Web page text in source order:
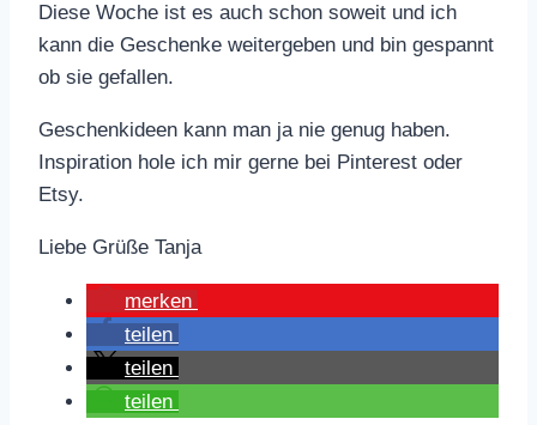
Diese Woche ist es auch schon soweit und ich
kann die Geschenke weitergeben und bin gespannt
ob sie gefallen.
Geschenkideen kann man ja nie genug haben.
Inspiration hole ich mir gerne bei Pinterest oder
Etsy.
Liebe Grüße Tanja
merken
teilen
teilen
teilen